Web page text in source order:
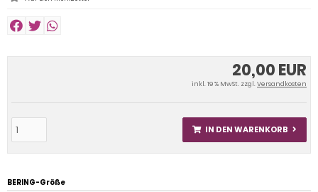
20,00 EUR
inkl. 19 % MwSt. zzgl.Versandkosten
IN DEN WARENKORB
BERING-Größe